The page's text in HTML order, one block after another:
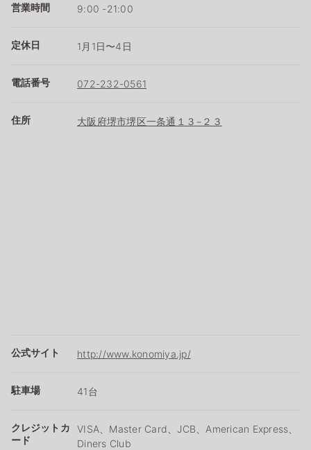
営業時間 9:00 -21:00
定休日 1月1日〜4日
電話番号 072-232-0561
住所 大阪府堺市堺区一条通１３−２３
公式サイト http://www.konomiya.jp/
駐車場 41台
クレジットカ
ード
VISA、Master Card、JCB、American Express、
Diners Club